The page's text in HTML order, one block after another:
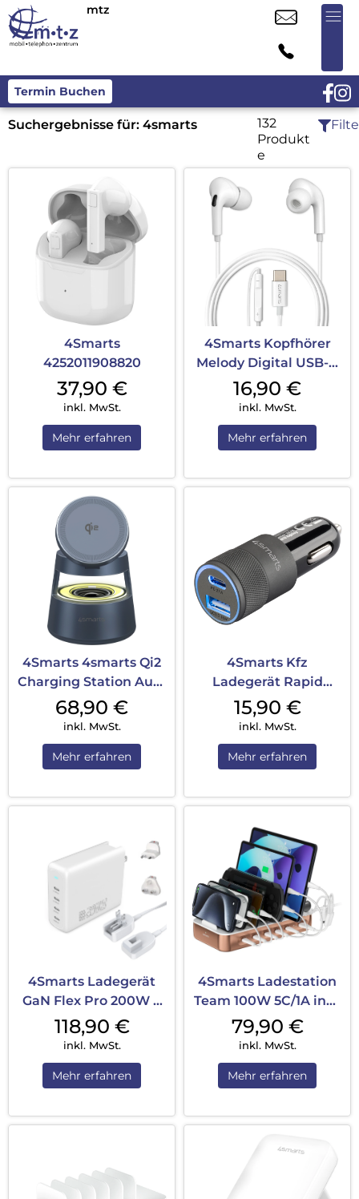
mtz
Termin Buchen
Suchergebnisse für: 4smarts
132
Produkt
e
4Smarts
4252011908820
37,90 €
inkl. MwSt.
Mehr erfahren
4Smarts Kopfhörer
Melody Digital USB-C
Weiß
16,90 €
inkl. MwSt.
Mehr erfahren
4Smarts 4smarts Qi2
Charging Station Aura
Sound Sp...
68,90 €
inkl. MwSt.
Mehr erfahren
4Smarts Kfz
Ladegerät Rapid
Schwarz
15,90 €
inkl. MwSt.
Mehr erfahren
4Smarts Ladegerät
GaN Flex Pro 200W 4
USB-C Travel...
118,90 €
inkl. MwSt.
Mehr erfahren
4Smarts Ladestation
Team 100W 5C/1A inkl.
6 Kabel...
79,90 €
inkl. MwSt.
Mehr erfahren